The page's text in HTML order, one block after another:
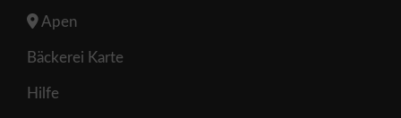
Apen
Bäckerei Karte
Hilfe